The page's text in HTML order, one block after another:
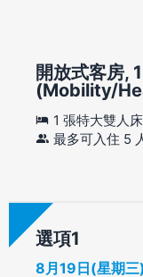
開放式客房,
(Mobility/
1 張特大雙人
最多可入住 5
選項
8月19日(星期